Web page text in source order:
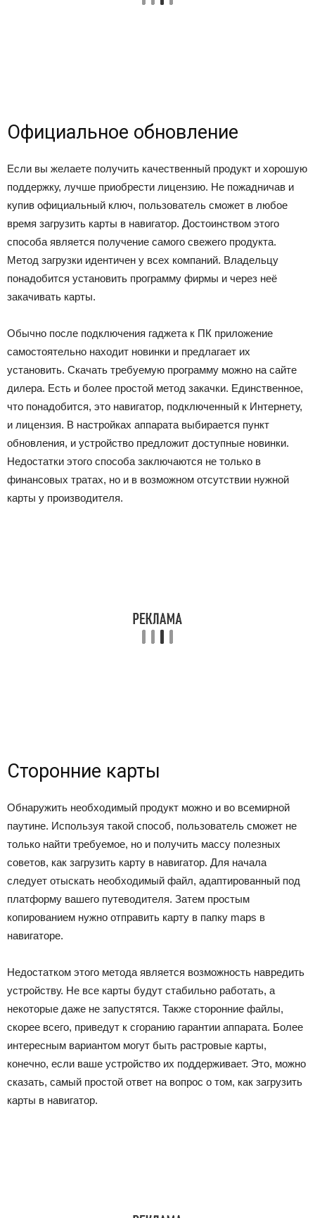
Официальное обновление
Если вы желаете получить качественный продукт и хорошую
поддержку, лучше приобрести лицензию. Не пожадничав и
купив официальный ключ, пользователь сможет в любое
время загрузить карты в навигатор. Достоинством этого
способа является получение самого свежего продукта.
Метод загрузки идентичен у всех компаний. Владельцу
понадобится установить программу фирмы и через неё
закачивать карты.
Обычно после подключения гаджета к ПК приложение
самостоятельно находит новинки и предлагает их
установить. Скачать требуемую программу можно на сайте
дилера. Есть и более простой метод закачки. Единственное,
что понадобится, это навигатор, подключенный к Интернету,
и лицензия. В настройках аппарата выбирается пункт
обновления, и устройство предложит доступные новинки.
Недостатки этого способа заключаются не только в
финансовых тратах, но и в возможном отсутствии нужной
карты у производителя.
Сторонние карты
Обнаружить необходимый продукт можно и во всемирной
паутине. Используя такой способ, пользователь сможет не
только найти требуемое, но и получить массу полезных
советов, как загрузить карту в навигатор. Для начала
следует отыскать необходимый файл, адаптированный под
платформу вашего путеводителя. Затем простым
копированием нужно отправить карту в папку maps в
навигаторе.
Недостатком этого метода является возможность навредить
устройству. Не все карты будут стабильно работать, а
некоторые даже не запустятся. Также сторонние файлы,
скорее всего, приведут к сгоранию гарантии аппарата. Более
интересным вариантом могут быть растровые карты,
конечно, если ваше устройство их поддерживает. Это, можно
сказать, самый простой ответ на вопрос о том, как загрузить
карты в навигатор.